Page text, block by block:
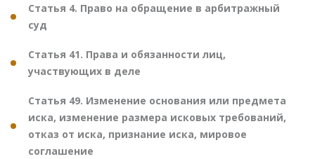
Статья 4. Право на обращение в арбитражный
суд
Статья 41. Права и обязанности лиц,
участвующих в деле
Статья 49. Изменение основания или предмета
иска, изменение размера исковых требований,
отказ от иска, признание иска, мировое
соглашение